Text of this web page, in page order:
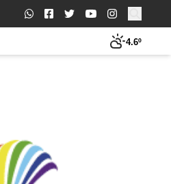
Buscar:
4.6º